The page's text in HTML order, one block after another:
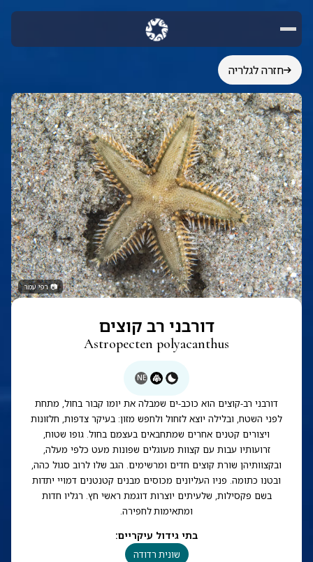
חזרה לגלריה
📷רפי עמר
דורבני רב קוצים
Astropecten polyacanthus
NE
דורבני רב-קוצים הוא כוכב-ים שמבלה את יומו קבור בחול, מתחת
לפני השטח, ובלילה יוצא לזחול ולחפש מזון: בעיקר צדפות, חלזונות
ויצורים קטנים אחרים שמתחבאים בעצמם בחול. גופו שטוח,
זרועותיו עבות עם קצוות מעוגלים שפונות מעט כלפי מעלה,
ובקצוותיהן שורת קוצים חדים ומרשימים. הגב שלו לרוב סגול כהה,
ובטנו כתומה. פניו העליונים מכוסים מבנים קטנטנים דמויי יתדות
בשם פקסילות, שלעיתים יוצרות דוגמת ראשי חץ. רגליו חדות
ומתאימות לחפירה.
בתי גידול עיקריים:
שונית רדודה